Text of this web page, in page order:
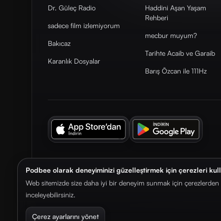
Podbee olarak deneyiminizi güzelleştirmek için çerezleri
Web sitemizde size daha iyi bir deneyim sunmak için
inceleyebilirsiniz.
Çerez ayarlarını yönet
Dr. Güleç Radio
sadece film izlemiyorum
Bakıcaz
Karanlık Dosyalar
Haddini Aşan Yaşam
Rehberi
mecbur muyum?
Tarihte Acaib ve Garaib
Barış Özcan ile 111Hz
© 2026. Podbee Media. Tüm hakları saklıdır.